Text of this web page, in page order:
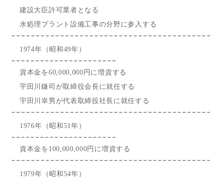
建設大臣許可業者となる
水処理プラント設備工事の分野に参入する
1974年（昭和49年）
資本金を60,000,000円に増資する
宇田川鎌司が取締役会長に就任する
宇田川幸男が代表取締役社長に就任する
1976年（昭和51年）
資本金を100,000,000円に増資する
1979年（昭和54年）